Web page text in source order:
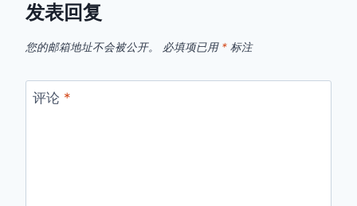
发表回复
您的邮箱地址不会被公开。 必填项已用 * 标注
评论 *